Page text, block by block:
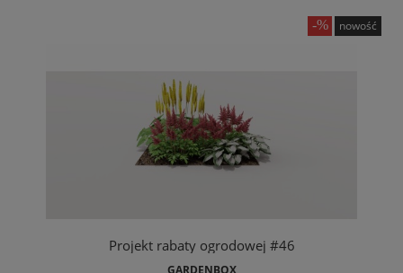
Projekt rabaty ogrodowej #46
GARDENBOX
nowość